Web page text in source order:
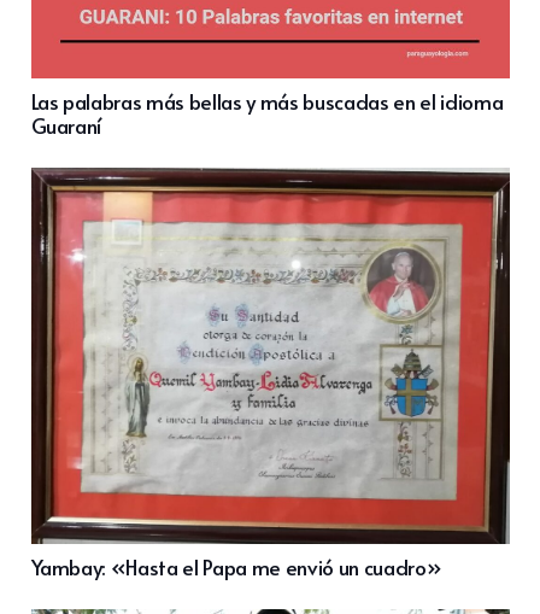
Las palabras más bellas y más buscadas en el idioma
Guaraní
Yambay: «Hasta el Papa me envió un cuadro»